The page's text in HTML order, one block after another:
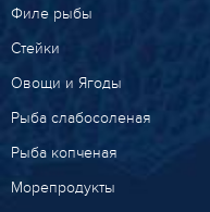
Филе рыбы
Стейки
Овощи и Ягоды
Рыба слабосоленая
Рыба копченая
Морепродукты